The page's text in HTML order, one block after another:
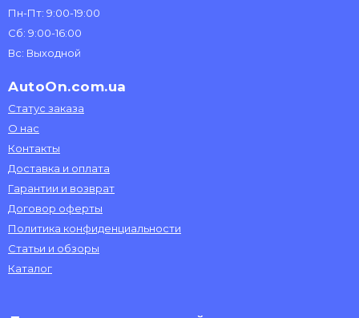
Пн-Пт: 9:00-19:00
Сб: 9:00-16:00
Вс: Выходной
AutoOn.com.ua
Статус заказа
О нас
Контакты
Доставка и оплата
Гарантии и возврат
Договор оферты
Политика конфиденциальности
Статьи и обзоры
Каталог